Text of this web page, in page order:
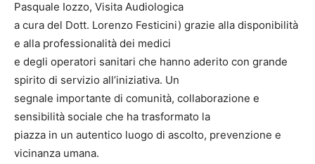
Pasquale Iozzo, Visita Audiologica
a cura del Dott. Lorenzo Festicini) grazie alla disponibilità
e alla professionalità dei medici
e degli operatori sanitari che hanno aderito con grande
spirito di servizio all’iniziativa. Un
segnale importante di comunità, collaborazione e
sensibilità sociale che ha trasformato la
piazza in un autentico luogo di ascolto, prevenzione e
vicinanza umana.